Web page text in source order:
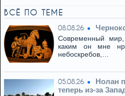
ВСЁ ПО ТЕМЕ
08.08.26
Современный
каким он мне
небоскребов,…
05.08.26
Нолан
теперь из‑за